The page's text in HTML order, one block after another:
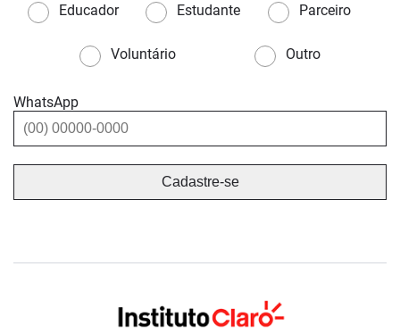
Educador
Estudante Parceiro
Voluntário Outro
WhatsApp